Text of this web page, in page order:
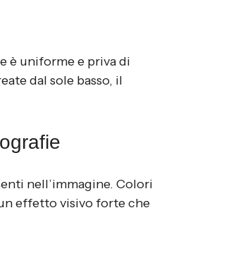
è uniforme e priva di
dal sole basso, il
nell’immagine. Colori
effetto visivo forte che